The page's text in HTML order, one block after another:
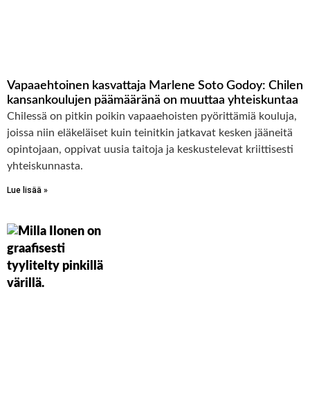
Vapaaehtoinen kasvattaja Marlene Soto Godoy: Chilen
kansankoulujen päämääränä on muuttaa yhteiskuntaa
Chilessä on pitkin poikin vapaaehoisten pyörittämiä kouluja,
joissa niin eläkeläiset kuin teinitkin jatkavat kesken jääneitä
opintojaan, oppivat uusia taitoja ja keskustelevat kriittisesti
yhteiskunnasta.
Lue lisää »